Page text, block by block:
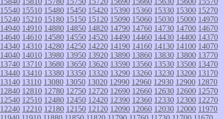
15540 15510 15480 15450 15420 15390 15360 15330 15300 15270
15240 15210 15180 15150 15120 15090 15060 15030 15000 14970
14940 14910 14880 14850 14820 14790 14760 14730 14700 14670
14640 14610 14580 14550 14520 14490 14460 14430 14400 14370
14340 14310 14280 14250 14220 14190 14160 14130 14100 14070
14040 14010 13980 13950 13920 13890 13860 13830 13800 13770
13740 13710 13680 13650 13620 13590 13560 13530 13500 13470
13440 13410 13380 13350 13320 13290 13260 13230 13200 13170
13140 13110 13080 13050 13020 12990 12960 12930 12900 12870
12840 12810 12780 12750 12720 12690 12660 12630 12600 12570
12540 12510 12480 12450 12420 12390 12360 12330 12300 12270
12240 12210 12180 12150 12120 12090 12060 12030 12000 11970